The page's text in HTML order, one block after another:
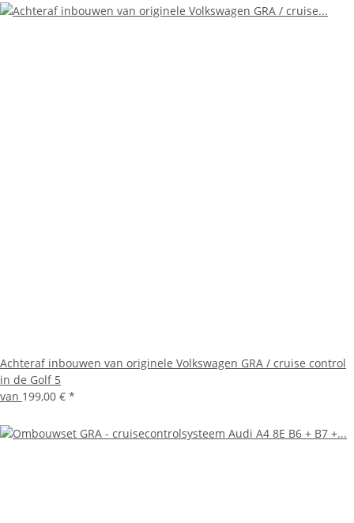
Achteraf inbouwen van originele Volkswagen GRA / cruise control
in de Golf 5
van 199,00 € *